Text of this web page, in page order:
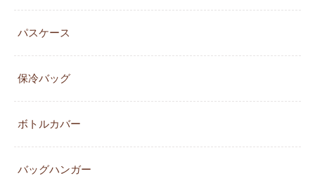
パスケース
保冷バッグ
ボトルカバー
バッグハンガー